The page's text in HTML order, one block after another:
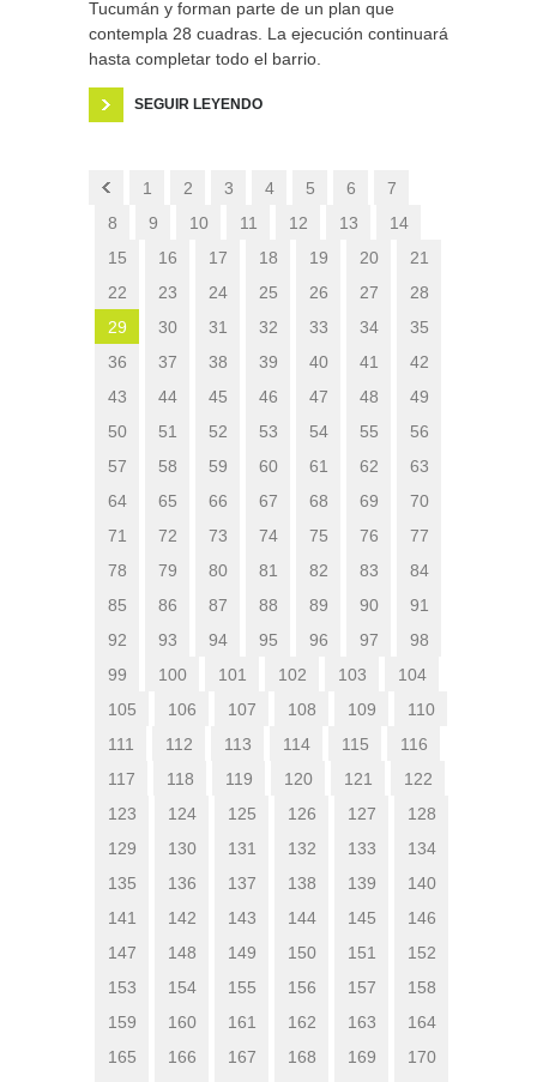
Tucumán y forman parte de un plan que
contempla 28 cuadras. La ejecución continuará
hasta completar todo el barrio.
SEGUIR LEYENDO
1 2 3 4 5 6
7
8
9 10 11 12 13
14
15
16 17 18 19 20
21
22
23 24 25 26 27
28
29
30 31 32 33 34
35
36
37 38 39 40 41
42
43
44 45 46 47 48
49
50
51 52 53 54 55
56
57
58 59 60 61 62
63
64
65 66 67 68 69
70
71
72 73 74 75 76
77
78
79 80 81 82 83
84
85
86 87 88 89 90
91
92
93 94 95 96 97
98
99
100 101 102 103
104
105
106 107 108 109
110
111
112 113 114 115
116
117
118 119 120 121
122
123
124 125 126 127
128
129
130 131 132 133
134
135
136 137 138 139
140
141
142 143 144 145
146
147
148 149 150 151
152
153
154 155 156 157
158
159
160 161 162 163
164
165
166 167 168 169
170